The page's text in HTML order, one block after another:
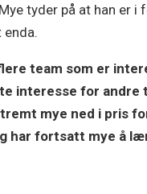
tyder på at han er
team som er
interesse for
mye ned i pris
har fortsatt mye å